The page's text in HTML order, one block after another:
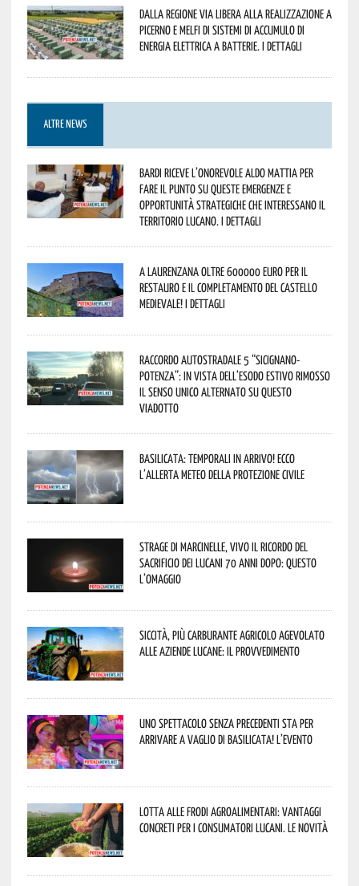
Dalla Regione via libera alla realizzazione a
Picerno e Melfi di sistemi di accumulo di
energia elettrica a batterie. I dettagli
ALTRE NEWS
Bardi riceve l’onorevole Aldo Mattia per
fare il punto su queste emergenze e
opportunità strategiche che interessano il
territorio lucano. I dettagli
A Laurenzana oltre 600000 euro per il
restauro e il completamento del Castello
Medievale! I dettagli
Raccordo Autostradale 5 “Sicignano-
Potenza”: in vista dell’esodo estivo rimosso
il senso unico alternato su questo
viadotto
Basilicata: temporali in arrivo! Ecco
l’allerta meteo della Protezione civile
Strage di Marcinelle, vivo il ricordo del
sacrificio dei lucani 70 anni dopo: questo
l’omaggio
Siccità, più carburante agricolo agevolato
alle aziende lucane: il provvedimento
Uno spettacolo senza precedenti sta per
arrivare a Vaglio di Basilicata! L’evento
Lotta alle frodi agroalimentari: vantaggi
concreti per i consumatori lucani. Le novità